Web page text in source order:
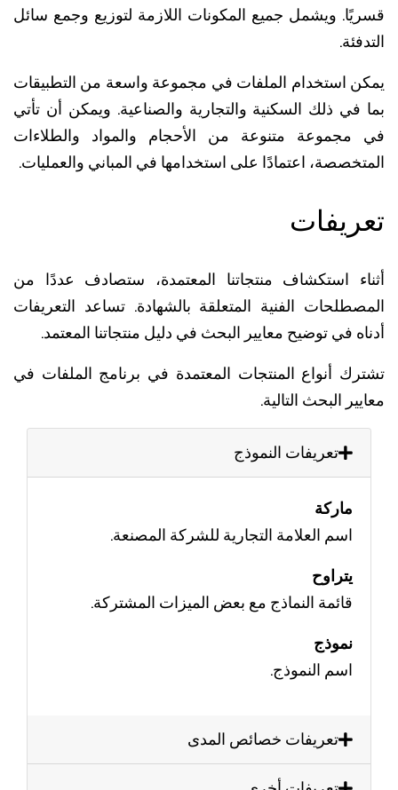
ويشمل جميع المكونات اللازمة لتوزيع وجمع سائل
استخدام الملفات في مجموعة واسعة من التطبيقات
في ذلك السكنية والتجارية والصناعية. ويمكن أن تأتي
متنوعة من الأحجام والمواد والطلاءات
اعتمادًا على استخدامها في المباني والعمليات.
استكشاف منتجاتنا المعتمدة، ستصادف عددًا من
الفنية المتعلقة بالشهادة. تساعد التعريفات
في توضيح معايير البحث في دليل منتجاتنا المعتمد.
أنواع المنتجات المعتمدة في برنامج الملفات في
البحث التالية.
تعريفات النموذج
ماركة
اسم العلامة التجارية للشركة المصنعة.
يتراوح
قائمة النماذج مع بعض الميزات المشتركة.
نموذج
اسم النموذج.
تعريفات خصائص المدى